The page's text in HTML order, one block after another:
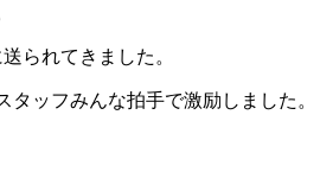
られてきました。
ッフみんな拍手で激励しました。